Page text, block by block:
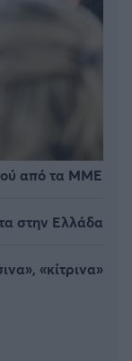
από τα ΜΜΕ
στην Ελλάδα
«κίτρινα»